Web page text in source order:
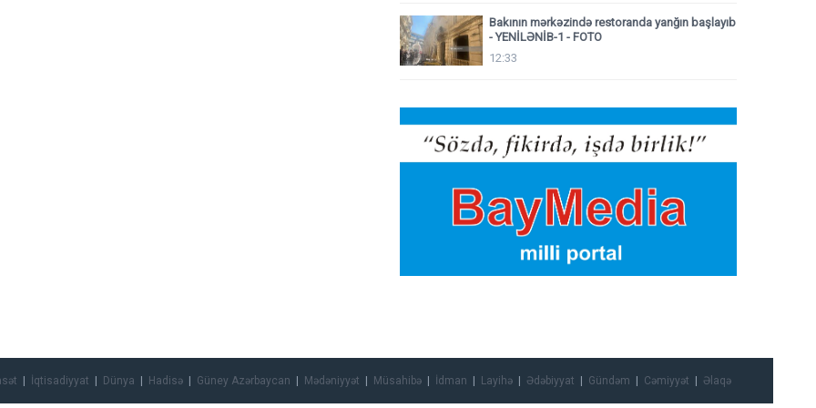
Bakının mərkəzində restoranda yanğın başlayıb
- YENİLƏNİB-1 - FOTO
12:33
İqtisadiyyat Dünya Hadisə Güney Azərbaycan Mədəniyyət Müsahibə İdman Layihə Ədəbiyyat Gündəm Cəmiyyət Əlaqə